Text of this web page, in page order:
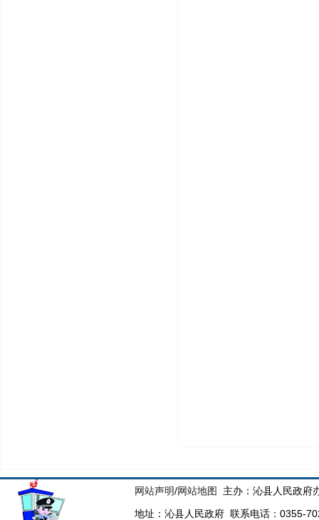
网站声明/网站地图
主办：沁县人民政府
地址：沁县人民政府 联系电话：0355-